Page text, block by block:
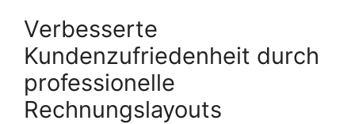
Verbesserte
Kundenzufriedenheit durch
professionelle
Rechnungslayouts